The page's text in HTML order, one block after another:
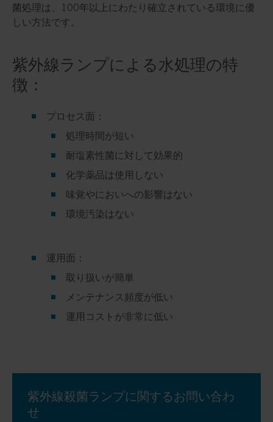
菌処理は、100年以上にわたり確立されている環境に優
しい方法です。
紫外線ランプによる水処理の特
徴：
プロセス面：
処理時間が短い
耐塩素性菌に対して効果的
化学薬品は使用しない
味覚やにおいへの影響はない
環境汚染はない
運用面：
取り扱いが簡単
メンテナンス頻度が低い
運用コストが非常に低い
紫外線殺菌ランプに関するお問い合わ
せ